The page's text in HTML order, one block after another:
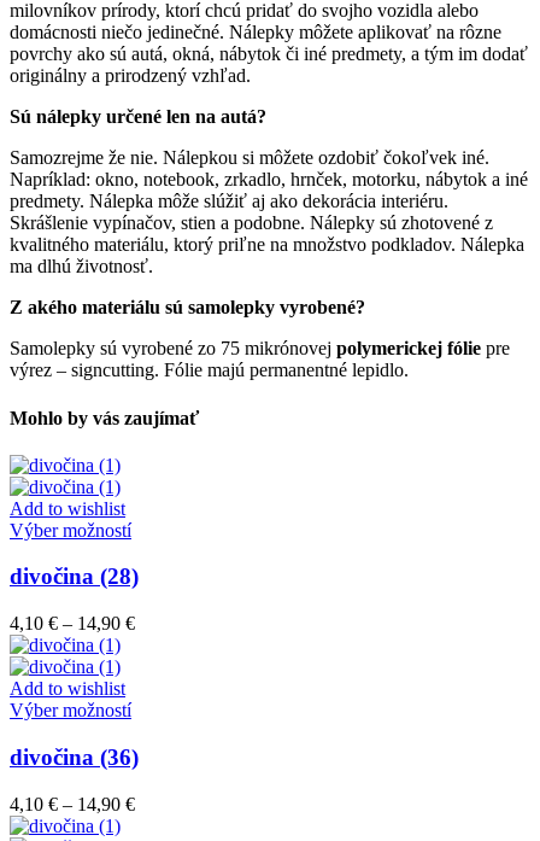
milovníkov prírody, ktorí chcú pridať do svojho vozidla alebo
domácnosti niečo jedinečné. Nálepky môžete aplikovať na rôzne
povrchy ako sú autá, okná, nábytok či iné predmety, a tým im dodať
originálny a prirodzený vzhľad.
Sú nálepky určené len na autá?
Samozrejme že nie. Nálepkou si môžete ozdobiť čokoľvek iné.
Napríklad: okno, notebook, zrkadlo, hrnček, motorku, nábytok a iné
predmety. Nálepka môže slúžiť aj ako dekorácia interiéru.
Skrášlenie vypínačov, stien a podobne. Nálepky sú zhotovené z
kvalitného materiálu, ktorý priľne na množstvo podkladov. Nálepka
ma dlhú životnosť.
Z akého materiálu sú samolepky vyrobené?
Samolepky sú vyrobené zo 75 mikrónovej polymerickej fólie pre
výrez – signcutting. Fólie majú permanentné lepidlo.
Mohlo by vás zaujímať
Add to wishlist
Výber možnostíTento
má
viacero
variantov.
vybrať
na
stránke
produktu.
divočina (28)
4,10 € – 14,90 €Price
Add to wishlist
Výber možnostíTento
má
viacero
variantov.
Možnosti
divočina (36)
4,10 € – 14,90 €Price